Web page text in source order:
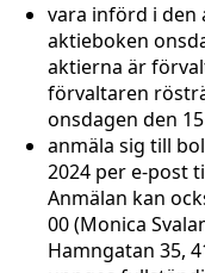
vara införd i den
aktieboken
aktierna är
förvaltaren
onsdagen den
anmäla sig till
2024 per e-post
Anmälan kan
00 (Monica
Hamngatan 35,